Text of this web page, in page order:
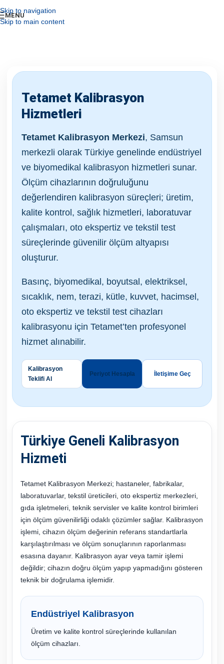
Skip to navigation
Skip to main content
MENU
Tetamet Kalibrasyon
Hizmetleri
Tetamet Kalibrasyon Merkezi, Samsun
merkezli olarak Türkiye genelinde endüstriyel
ve biyomedikal kalibrasyon hizmetleri sunar.
Ölçüm cihazlarının doğruluğunu
değerlendiren kalibrasyon süreçleri; üretim,
kalite kontrol, sağlık hizmetleri, laboratuvar
çalışmaları, oto ekspertiz ve tekstil test
süreçlerinde güvenilir ölçüm altyapısı
oluşturur.
Basınç, biyomedikal, boyutsal, elektriksel,
sıcaklık, nem, terazi, kütle, kuvvet, hacimsel,
oto ekspertiz ve tekstil test cihazları
kalibrasyonu için Tetamet’ten profesyonel
hizmet alınabilir.
Kalibrasyon
Teklifi Al
Periyot Hesapla İletişime Geç
Türkiye Geneli Kalibrasyon
Hizmeti
Tetamet Kalibrasyon Merkezi; hastaneler, fabrikalar,
laboratuvarlar, tekstil üreticileri, oto ekspertiz merkezleri,
gıda işletmeleri, teknik servisler ve kalite kontrol birimleri
için ölçüm güvenilirliği odaklı çözümler sağlar. Kalibrasyon
işlemi, cihazın ölçüm değerinin referans standartlarla
karşılaştırılması ve ölçüm sonuçlarının raporlanması
esasına dayanır. Kalibrasyon ayar veya tamir işlemi
değildir; cihazın doğru ölçüm yapıp yapmadığını gösteren
teknik bir doğrulama işlemidir.
Endüstriyel Kalibrasyon
Üretim ve kalite kontrol süreçlerinde kullanılan
ölçüm cihazları.